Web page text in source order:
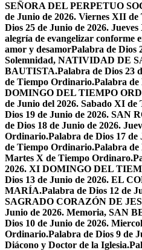
SEÑORA DEL PERPETUO
de Junio de 2026. Viernes XII
Dios 25 de Junio de 2026.
alegría de evangelizar conforme
amor y desamorPalabra de Dios
Solemnidad, NATIVIDAD DE
BAUTISTA.Palabra de Dios 23
de Tiempo Ordinario.Palabra de
DOMINGO DEL TIEMPO
de Junio del 2026. Sabado XI
Dios 19 de Junio de 2026. SAN
de Dios 18 de Junio de 2026.
Ordinario.Palabra de Dios 17
de Tiempo Ordinario.Palabra de
Martes X de Tiempo Ordinaro.
2026. XI DOMINGO DEL
Dios 13 de Junio de 2026. EL
MARÍA.Palabra de Dios 12 de
SAGRADO CORAZÓN DE
Junio de 2026. Memoria, SAN
Dios 10 de Junio de 2026.
Ordinario.Palabra de Dios 9 de
Diácono y Doctor de la Iglesia.